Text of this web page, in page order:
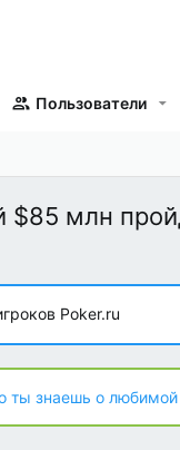
Пользователи
$85 млн
Poker.ru
ты знаешь о любимой